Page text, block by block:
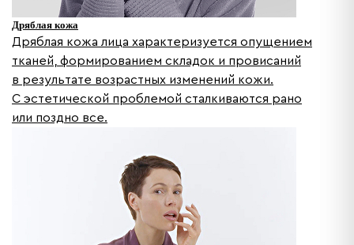
Дряблая кожа
Дряблая кожа лица характеризуется опущением
тканей, формированием складок и провисаний
в результате возрастных изменений кожи.
С эстетической проблемой сталкиваются рано
или поздно все.